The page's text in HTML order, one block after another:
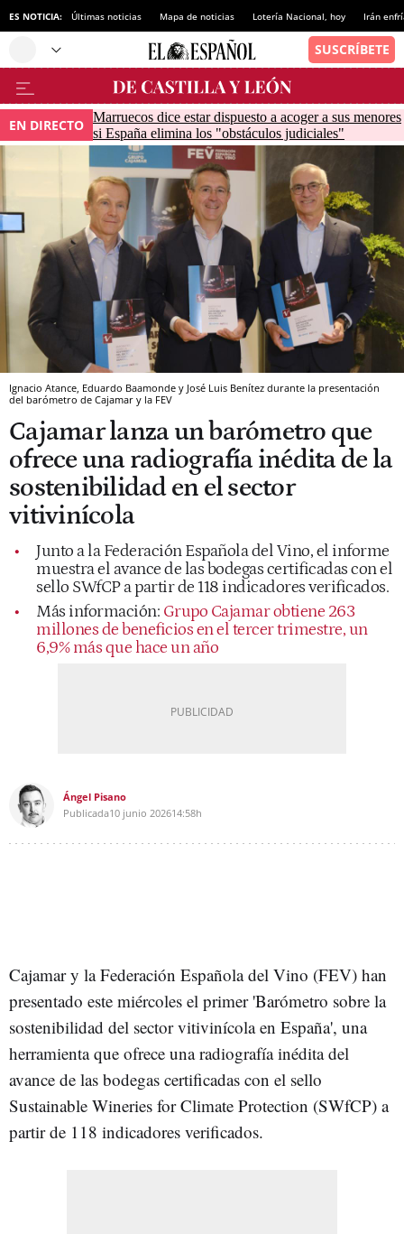
ES NOTICIA: Últimas noticias Mapa de noticias Lotería Nacional, hoy Irán
EN DIRECTO Marruecos dice estar dispuesto a acoger a sus menores
si España elimina los "obstáculos judiciales"
Ignacio Atance, Eduardo Baamonde y José Luis Benítez durante la presentación
del barómetro de Cajamar y la FEV
Cajamar lanza un barómetro que
ofrece una radiografía inédita de la
sostenibilidad en el sector
vitivinícola
Junto a la Federación Española del Vino, el informe
muestra el avance de las bodegas certificadas con el
sello SWfCP a partir de 118 indicadores verificados.
Más información: Grupo Cajamar obtiene 263
millones de beneficios en el tercer trimestre, un
6,9% más que hace un año
Ángel Pisano
Publicada10 junio 202614:58h
Cajamar y la Federación Española del Vino (FEV) han
presentado este miércoles el primer 'Barómetro sobre la
sostenibilidad del sector vitivinícola en España', una
herramienta que ofrece una radiografía inédita del
avance de las bodegas certificadas con el sello
Sustainable Wineries for Climate Protection (SWfCP) a
partir de 118 indicadores verificados.